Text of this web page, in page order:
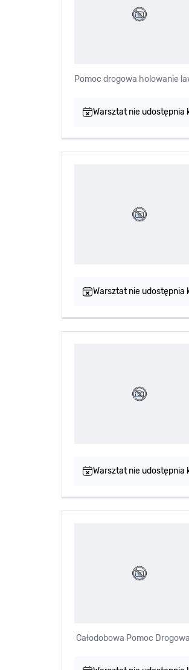
Pomoc drogowa holowanie
Warsztat nie udostępnia
Warsztat nie udostępnia
Warsztat nie udostępnia
Całodobowa Pomoc